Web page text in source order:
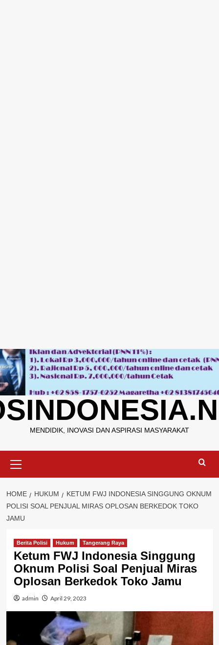
to
content
MENDIDIK, INOVASI DAN ASPIRASI MASYARAKAT
Menu
HOME HUKUM
KETUM FWJ INDONESIA SINGGUNG OKNUM
POLISI SOAL PENJUAL MIRAS OPLOSAN BERKEDOK TOKO
JAMU
Berita Polisi Hukum Tangerang Raya
Ketum FWJ Indonesia Singgung
Oknum Polisi Soal Penjual Miras
Oplosan Berkedok Toko Jamu
admin April 29, 2023